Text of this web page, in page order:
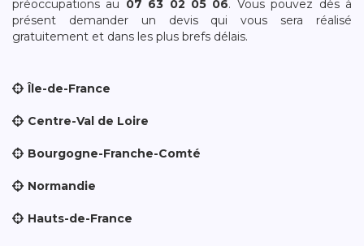
préoccupations au 07 63 02 05 06. Vous pouvez dès à
présent demander un devis qui vous sera réalisé
gratuitement et dans les plus brefs délais.
Île-de-France
Centre-Val de Loire
Bourgogne-Franche-Comté
Normandie
Hauts-de-France